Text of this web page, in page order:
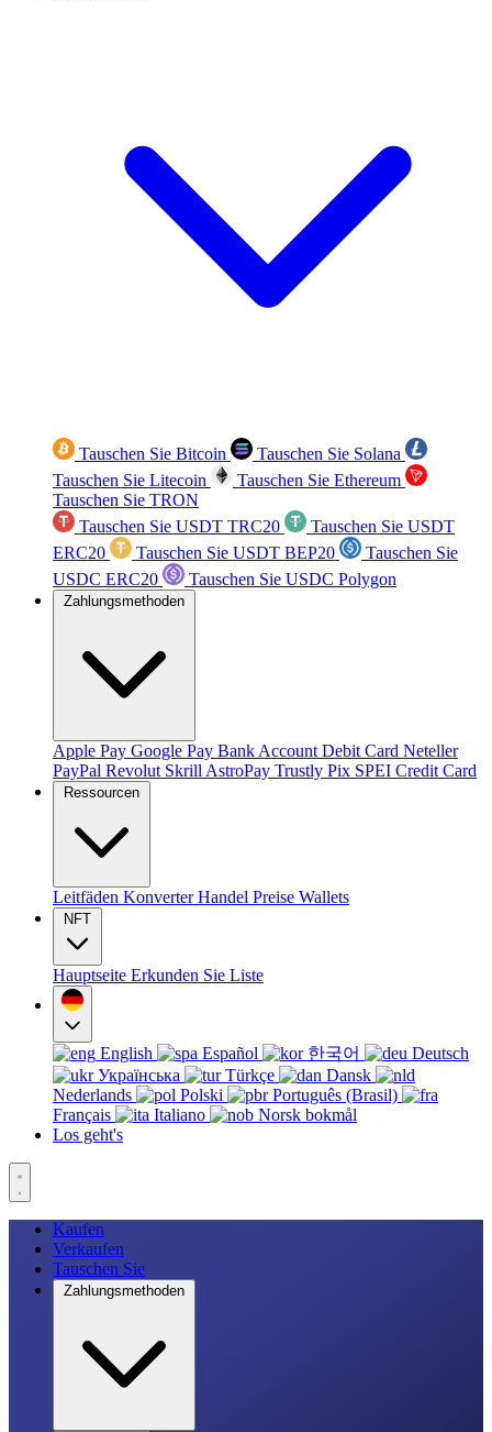
Tauschen Sie Bitcoin
Tauschen Sie Solana
Tauschen Sie Litecoin
Tauschen Sie Ethereum
Tauschen Sie TRON
Tauschen Sie USDT TRC20
Tauschen Sie USDT
ERC20
Tauschen Sie USDT BEP20
Tauschen Sie
USDC ERC20
Tauschen Sie USDC Polygon
Zahlungsmethoden
Apple Pay Google Pay Bank Account Debit Card Neteller
PayPal Revolut Skrill AstroPay Trustly Pix SPEI Credit Card
Ressourcen
Leitfäden KonverterHandel Preise Wallets
NFT
Hauptseite Erkunden Sie Liste
English Español 한국어
Deutsch
Українська
Türkçe
Dansk
Nederlands
Polski
Português (Brasil)
Français
Italiano
Norsk bokmål
Los geht's
Kaufen
Verkaufen
Tauschen Sie
Zahlungsmethoden